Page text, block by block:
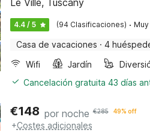
Le Ville, Tuscany
4.4 / 5 (94 Clasificaciones) ·
Casa de vacaciones · 4
Wifi
Jardín
Cancelación gratuita 43 días
€148 por noche €285 49% off
+Costes adicionales